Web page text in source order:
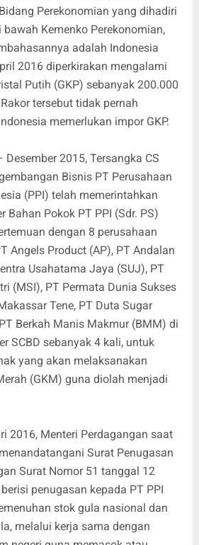
Perekonomian yang dihadiri
Kemenko Perekonomian,
adalah Indonesia
2016 diperkirakan mengalami
Putih (GKP) sebanyak 200.000
tersebut tidak pernah
memerlukan impor GKP.
Desember 2015, Tersangka CS
Bisnis PT Perusahaan
(PPI) telah memerintahkan
Bahan Pokok PT PPI (Sdr. PS)
dengan 8 perusahaan
Angels Product (AP), PT Andalan
Usahatama Jaya (SUJ), PT
(MSI), PT Permata Dunia Sukses
Tene, PT Duta Sugar
Berkah Manis Makmur (BMM) di
SCBD sebanyak 4 kali, untuk
yang akan melaksanakan
(GKM) guna diolah menjadi
2016, Menteri Perdagangan saat
Surat Penugasan
Surat Nomor 51 tanggal 12
penugasan kepada PT PPI
stok gula nasional dan
melalui kerja sama dengan